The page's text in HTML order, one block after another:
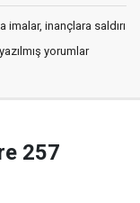
inançlara saldırı
yorumlar
257